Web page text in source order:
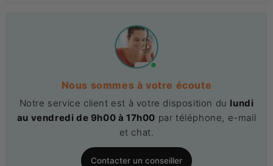
Nous sommes à votre écoute
Notre service client est à votre disposition du lundi
au vendredi de 9h00 à 17h00 par téléphone, e-mail
et chat.
Contacter un conseiller